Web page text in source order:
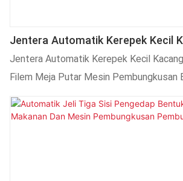
Jentera Automatik Kerepek Kecil
Kuki Beg Filem Meja Putar Mesin
Butiran
Jentera Automatik Kerepek Kecil
Filem Meja Putar Mesin Pembungkusan